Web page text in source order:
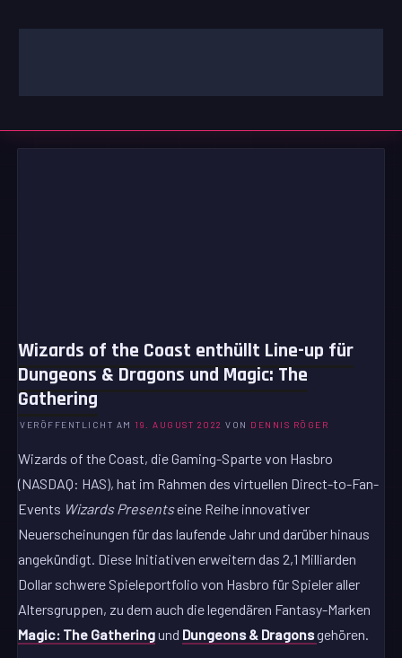
Inhalt
Wizards of the Coast enthüllt Line-up für
Dungeons & Dragons und Magic: The
Gathering
VERÖFFENTLICHT AM 19. AUGUST 2022 VON DENNIS RÖGER
Wizards of the Coast, die Gaming-Sparte von Hasbro
(NASDAQ: HAS), hat im Rahmen des virtuellen Direct-to-Fan-
Events Wizards Presentseine Reihe innovativer
Neuerscheinungen für das laufende Jahr und darüber hinaus
angekündigt. Diese Initiativen erweitern das 2,1 Milliarden
Dollar schwere Spieleportfolio von Hasbro für Spieler aller
Altersgruppen, zu dem auch die legendären Fantasy-Marken
Magic: The Gatheringund Dungeons & Dragonsgehören.